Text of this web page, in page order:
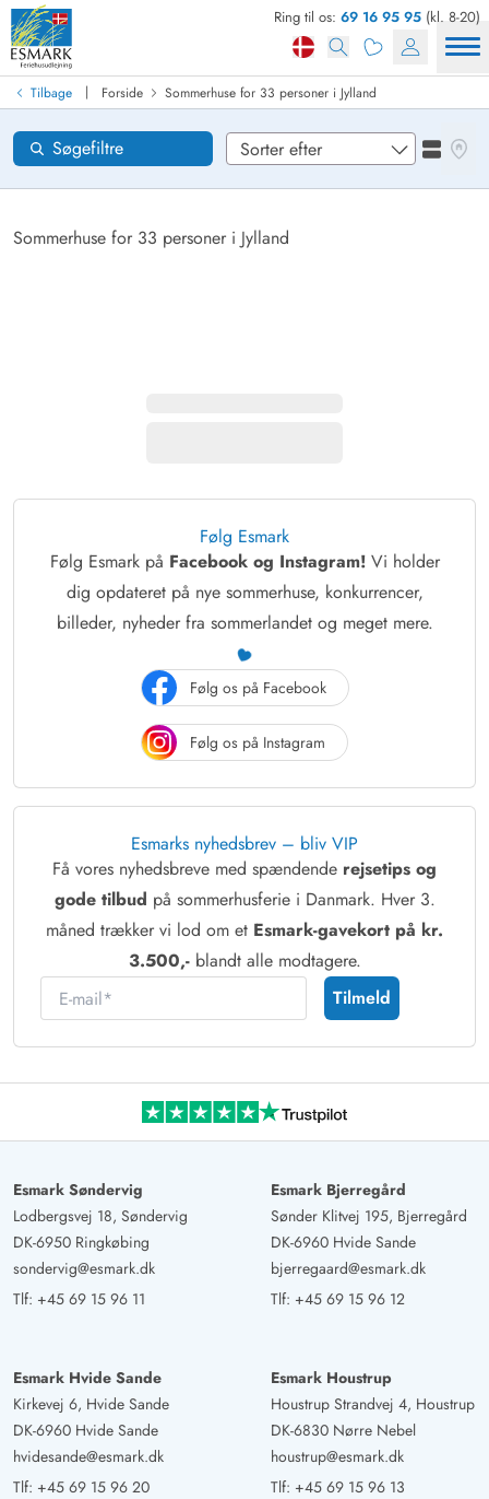
Ring til os: 69 16 95 95 (kl. 8-20)
Tilbage | Forside Sommerhuse for 33 personer i Jylland
Sommerhuse for 33 personer i Jylland
Søgefiltre
Se
Find sommerhus
Ankomst
Områder
Ønsker til huset
Følg Esmark
Følg Esmark på Facebook og Instagram!Vi holder
dig opdateret på nye sommerhuse, konkurrencer,
billeder, nyheder fra sommerlandet og meget mere.
Følg os på Facebook
Følg os på Instagram
Esmarks nyhedsbrev – bliv VIP
Få vores nyhedsbreve med spændende rejsetips og
gode tilbud på sommerhusferie i Danmark. Hver 3.
måned trækker vi lod om et Esmark-gavekort på kr.
3.500,-blandt alle modtagere.
E-mail
Tilmeld
Esmark Søndervig
Lodbergsvej 18, Søndervig
DK-6950 Ringkøbing
sondervig@esmark.dk
Tlf: +45 69 15 96 11
Esmark Bjerregård
Sønder Klitvej 195, Bjerregård
DK-6960 Hvide Sande
bjerregaard@esmark.dk
Tlf: +45 69 15 96 12
Esmark Hvide Sande
Kirkevej 6, Hvide Sande
DK-6960 Hvide Sande
hvidesande@esmark.dk
Tlf: +45 69 15 96 20
Esmark Houstrup
Houstrup Strandvej 4, Houstrup
DK-6830 Nørre Nebel
houstrup@esmark.dk
Tlf: +45 69 15 96 13